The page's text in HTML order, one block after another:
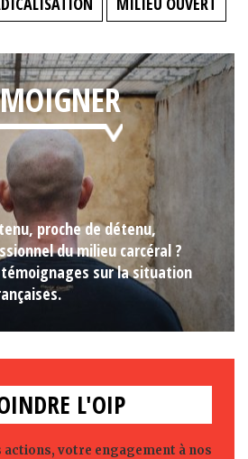
proche de détenu,
du milieu carcéral ?
témoignages sur la situation
L'OIP
votre engagement à nos